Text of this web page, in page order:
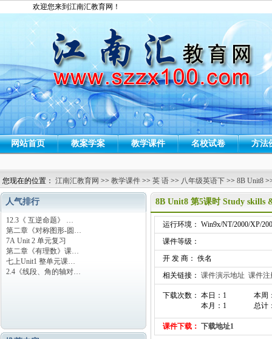
欢迎您来到江南汇教育网！
网站首页 教案学案 教学课件 名校试卷 方法
您现在的位置： 江南汇教育网 >> 教学课件 >> 英 语 >> 八年级英语下 >> 8B Unit8
人气排行
12.3《 互逆命题》 …
第二章《对称图形-圆…
7A Unit 2 单元复习
第二章《有理数》课…
七上Unit1 整单元课…
2.4《线段、角的轴对…
8B Unit8 第5课时 Study skills
运行环境： Win9x/NT/2000/XP/
课件等级：
开 发 商： 佚名
相关链接： 课件演示地址 课件注
下载次数： 本日：1
本月：1
本周
总计
课件下载： 下载地址1